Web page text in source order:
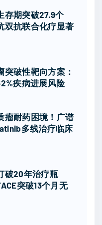
存期突破27.9个
双抗联合化疗显著
突破性靶向方案：
疾病进展风险
瘤耐药困境！广谱
多线治疗临床
破20年治疗瓶
突破13个月无